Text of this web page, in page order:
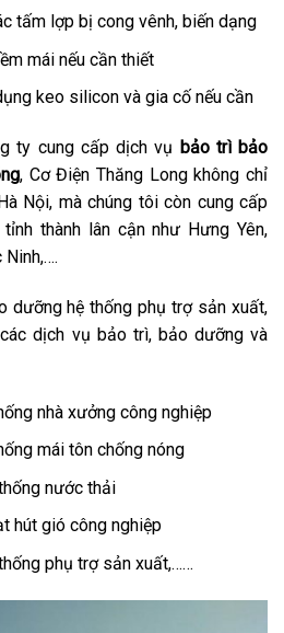
tấm lợp bị cong vênh, biến dạng
mái nếu cần thiết
keo silicon và gia cố nếu cần
ty cung cấp dịch vụ bảo trì bảo
, Cơ Điện Thăng Long không chỉ
Nội, mà chúng tôi còn cung cấp
thành lân cận như Hưng Yên,
Ninh,….
dưỡng hệ thống phụ trợ sản xuất,
dịch vụ bảo trì, bảo dưỡng và
nhà xưởng công nghiệp
mái tôn chống nóng
nước thải
hút gió công nghiệp
phụ trợ sản xuất,……